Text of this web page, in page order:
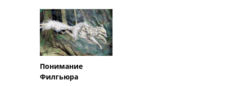
сочетаниями
древних и
религиозных мест по
воображаемым
линиям. Другие
исследователи па
Понимание
Филгьюра